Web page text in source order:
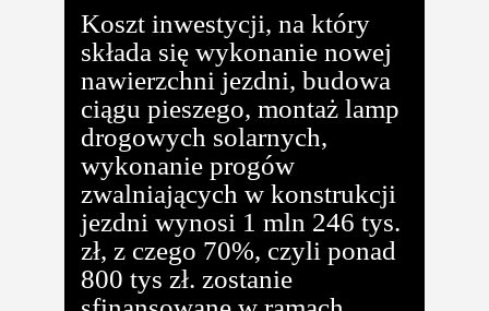
Koszt inwestycji, na który
składa się wykonanie nowej
nawierzchni jezdni, budowa
ciągu pieszego, montaż lamp
drogowych solarnych,
wykonanie progów
zwalniających w konstrukcji
jezdni wynosi 1 mln 246 tys.
zł, z czego 70%, czyli ponad
800 tys zł. zostanie